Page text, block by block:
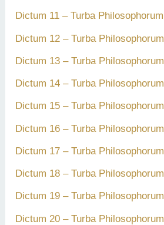
Dictum 11 – Turba Philosophorum
Dictum 12 – Turba Philosophorum
Dictum 13 – Turba Philosophorum
Dictum 14 – Turba Philosophorum
Dictum 15 – Turba Philosophorum
Dictum 16 – Turba Philosophorum
Dictum 17 – Turba Philosophorum
Dictum 18 – Turba Philosophorum
Dictum 19 – Turba Philosophorum
Dictum 20 – Turba Philosophorum